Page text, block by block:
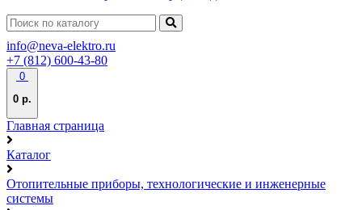
info@neva-elektro.ru
+7 (812) 600-43-80
0
0 р.
Главная страница
Каталог
Отопительные приборы, технологические и инженерные
системы